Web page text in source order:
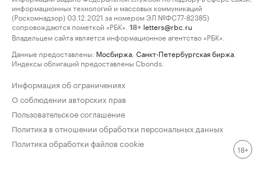
информационных технологий и массовых коммуникаций
(Роскомнадзор) 03.12.2021 за номером ЭЛ №ФС77-82385)
сопровождаются пометкой «РБК».
18+ letters@rbc.ru
Владельцем сайта является информационное агентство «РБК».
Данные предоставлены: Мосбиржа Санкт-Петербургская биржа
Индексы облигаций предоставлены Cbonds.
Информация об ограничениях
О соблюдении авторских прав
Пользовательское соглашение
Политика в отношении обработки персональных данных
Политика обработки файлов cookie
18+